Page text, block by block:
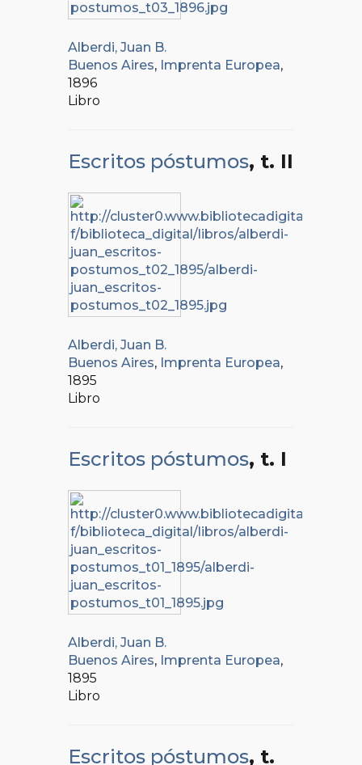
Alberdi, Juan B.
Buenos Aires, Imprenta Europea,
1896
Libro
Escritos póstumos, t. II
Alberdi, Juan B.
Buenos Aires, Imprenta Europea,
1895
Libro
Escritos póstumos, t. I
Alberdi, Juan B.
Buenos Aires, Imprenta Europea,
1895
Libro
Escritos póstumos, t.